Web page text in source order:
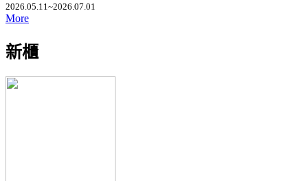
2026.05.11~2026.07.01
More
新櫃